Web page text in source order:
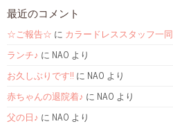
最近のコメント
☆ご報告☆ に カラードレススタッフ一同
ランチ♪ に NAO より
お久しぶりです!! に NAO より
赤ちゃんの退院着♪ に NAO より
父の日♪ に NAO より